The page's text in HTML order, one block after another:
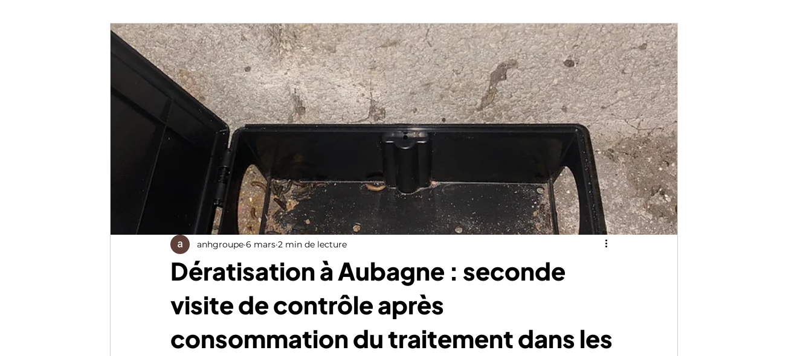
Dératisation à Aubagne : seconde
visite de contrôle après
consommation du traitement dans les
anhgroupe 6 mars 2 min de lecture